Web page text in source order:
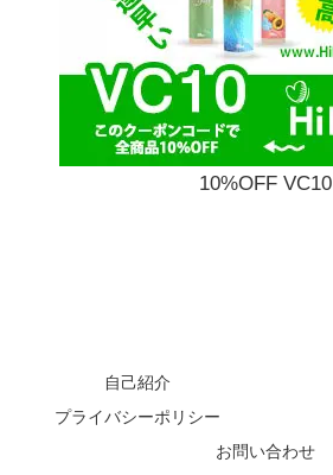
10%OFF VC10
自己紹介
プライバシーポリシー
お問い合わせ